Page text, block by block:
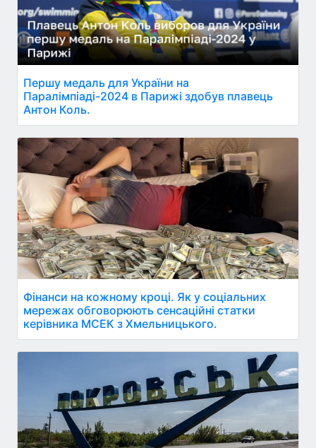
Першу медаль для України на
Паралімпіаді-2024 в Парижі здобув плавець
Антон Коль.
Фінанси на кожному кроці. Як у соціальних
мережах обговорюють сенсаційні статки
керівника МСЕК з Хмельницького.